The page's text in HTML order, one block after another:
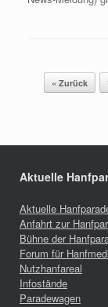
« Zurück
Aktuelle
Aktuelle
Anfahrt zur
Bühne der
Forum für
Nutzhanfareal
Infostände
Paradewagen